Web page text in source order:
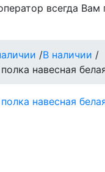
всегда
/В наличии /
навесная